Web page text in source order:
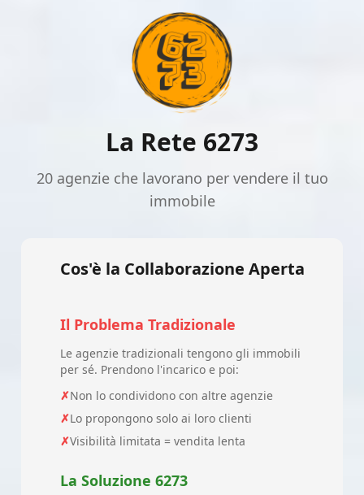
La Rete 6273
20 agenzie che lavorano per vendere il tuo
immobile
Cos'è la Collaborazione Aperta
Il Problema Tradizionale
Le agenzie tradizionali tengono gli immobili
per sé. Prendono l'incarico e poi:
✗Non lo condividono con altre agenzie
✗Lo propongono solo ai loro clienti
✗Visibilità limitata = vendita lenta
La Soluzione 6273